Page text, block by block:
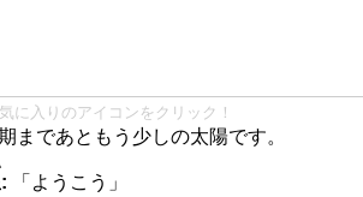
に入りのアイコンをクリック！
まであともう少しの太陽です。
:
「ようこう」